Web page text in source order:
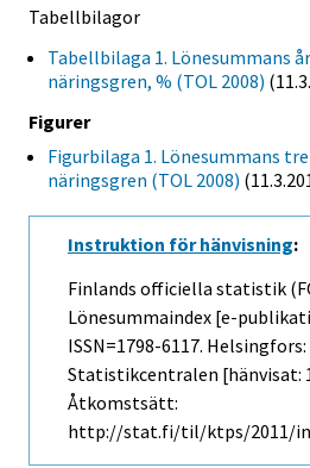
Tabellbilagor
Tabellbilaga 1. Lönesummans
näringsgren, % (TOL 2008)
Figurer
Figurbilaga 1. Lönesummans
näringsgren (TOL 2008)
Instruktion för hänvisning:
Finlands officiella statistik
Lönesummaindex [e-
ISSN=1798-6117. Helsingfors:
Statistikcentralen [hänvisat:
Åtkomstsätt:
http://stat.fi/til/ktps/2011/